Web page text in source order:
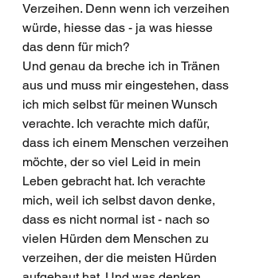
Verzeihen. Denn wenn ich verzeihen
würde, hiesse das - ja was hiesse
das denn für mich?
Und genau da breche ich in Tränen
aus und muss mir eingestehen, dass
ich mich selbst für meinen Wunsch
verachte. Ich verachte mich dafür,
dass ich einem Menschen verzeihen
möchte, der so viel Leid in mein
Leben gebracht hat. Ich verachte
mich, weil ich selbst davon denke,
dass es nicht normal ist - nach so
vielen Hürden dem Menschen zu
verzeihen, der die meisten Hürden